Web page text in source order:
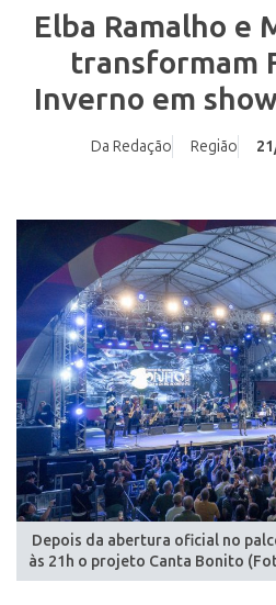
Elba Ramalho e
transformam
Inverno em
Da Redação Região
Depois da abertura oficial no
às 21h o projeto Canta Bonito